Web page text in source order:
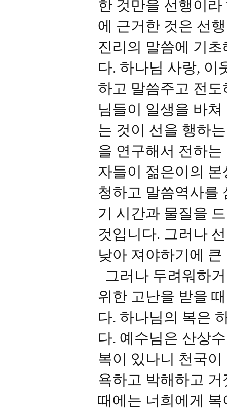
한 것만을 선행이
에 근거한 것은 선
진리의 말씀에 기
다. 하나님 사랑, 이
하고 말씀주고 전
님들이 일생을 바
는 것이 선을 행하
을 연구해서 전하
자들이 젊은이의
청하고 말씀역사를
기 시간과 물질을
것입니다. 그러나
낮아 져야하기에
그러나 두려워하
위한 고난을 받을
다. 하나님의 복은
다. 예수님은 산상
복이 있나니 천국
욕하고 박해하고
때에는 너희에게